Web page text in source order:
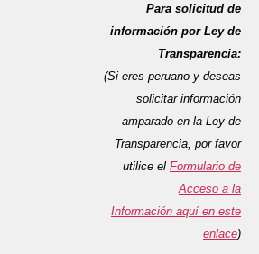
Para solicitud de
información por Ley de
Transparencia:
(Si eres peruano y deseas
solicitar información
amparado en la Ley de
Transparencia, por favor
utilice el Formulario de
Acceso a la
Información aquí en este
enlace)